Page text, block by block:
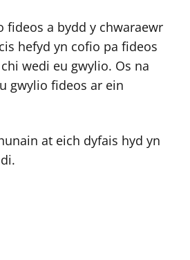
fideos a bydd y chwaraewr
hefyd yn cofio pa fideos
wedi eu gwylio. Os na
gwylio fideos ar ein
at eich dyfais hyd yn